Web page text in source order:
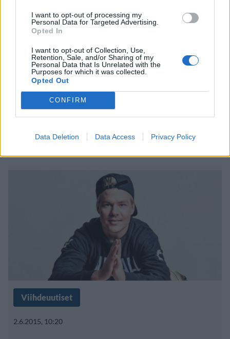
I want to opt-out of processing my
Personal Data for Targeted Advertising.
Opted In
I want to opt-out of Collection, Use,
Retention, Sale, and/or Sharing of my
Personal Data that Is Unrelated with the
Purposes for which it was collected.
Opted Out
CONFIRM
Data Deletion Data Access Privacy Policy
Viihdeuutiset
3.6.2015, 15:30
Yllätys Vain elämää -kuvauksissa –
myrsky vei sähköt!
Viihdeuutiset
2.6.2015, 10:20